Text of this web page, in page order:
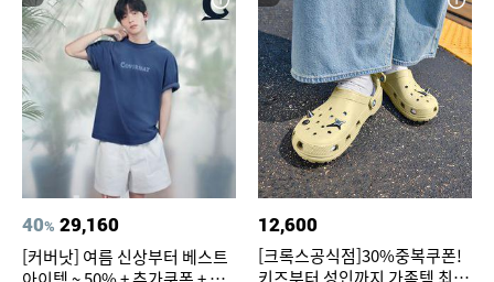
40% 29,160
[커버낫] 여름 신상부터 베스트
12,600
[크록스공식점]30%중복쿠폰!